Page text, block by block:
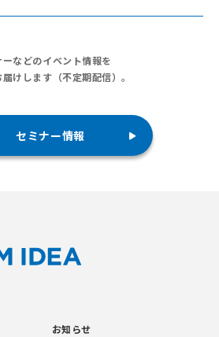
ーなどのイベント情報を
けします（不定期配信）。
セミナー情報
お知らせ